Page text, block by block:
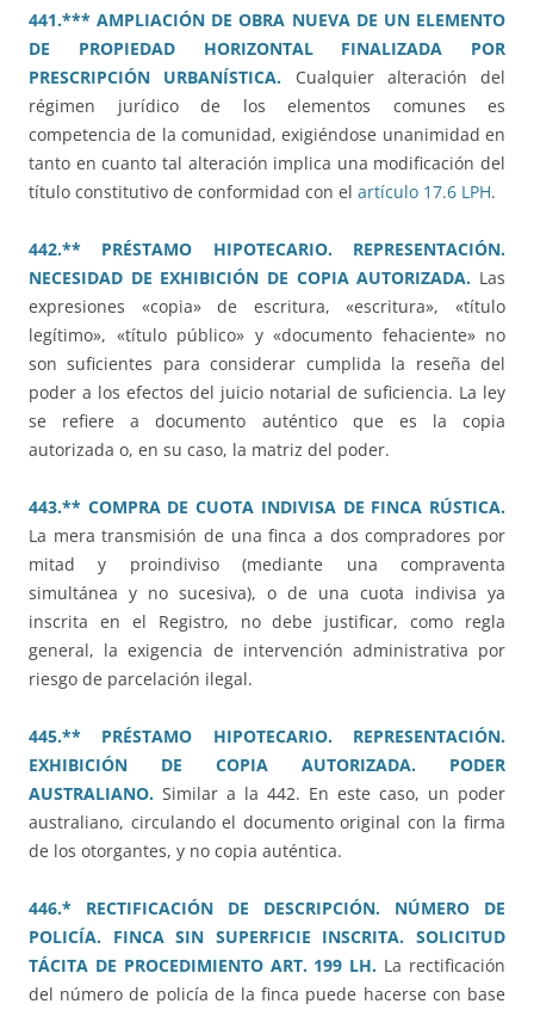
441.*** AMPLIACIÓN DE OBRA NUEVA DE UN ELEMENTO
DE PROPIEDAD HORIZONTAL FINALIZADA POR
PRESCRIPCIÓN URBANÍSTICA.
Cualquier alteración del
régimen jurídico de los elementos comunes es
competencia de la comunidad, exigiéndose unanimidad en
tanto en cuanto tal alteración implica una modificación del
título constitutivo de conformidad con el artículo 17.6 LPH.
442.** PRÉSTAMO HIPOTECARIO. REPRESENTACIÓN.
NECESIDAD DE EXHIBICIÓN DE COPIA AUTORIZADA. Las
expresiones «copia» de escritura, «escritura», «título
legítimo», «título público» y «documento fehaciente» no
son suficientes para considerar cumplida la reseña del
poder a los efectos del juicio notarial de suficiencia. La ley
se refiere a documento auténtico que es la copia
autorizada o, en su caso, la matriz del poder.
443.** COMPRA DE CUOTA INDIVISA DE FINCA RÚSTICA.
La mera transmisión de una finca a dos compradores por
mitad y proindiviso (mediante una compraventa
simultánea y no sucesiva), o de una cuota indivisa ya
inscrita en el Registro, no debe justificar, como regla
general, la exigencia de intervención administrativa por
riesgo de parcelación ilegal.
445.** PRÉSTAMO HIPOTECARIO. REPRESENTACIÓN.
EXHIBICIÓN DE COPIA AUTORIZADA. PODER
AUSTRALIANO. Similar a la 442. En este caso, un poder
australiano, circulando el documento original con la firma
de los otorgantes, y no copia auténtica.
446.* RECTIFICACIÓN DE DESCRIPCIÓN. NÚMERO DE
POLICÍA. FINCA SIN SUPERFICIE INSCRITA. SOLICITUD
TÁCITA DE PROCEDIMIENTO ART. 199 LH. La rectificación
del número de policía de la finca puede hacerse con base